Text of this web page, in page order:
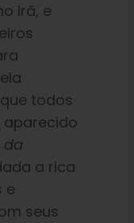
Irã, e
todos
aparecido
a rica
e
seus